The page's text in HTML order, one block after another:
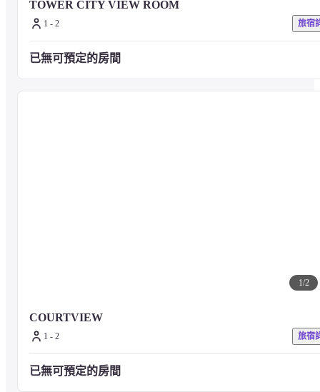
TOWER CITY VIEW ROOM
1 - 2 旅宿
已無可預定的房間
1/2
COURTVIEW
1 - 2 旅宿
已無可預定的房間